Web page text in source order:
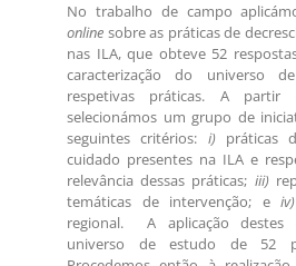
No trabalho de campo
online sobre as práticas de
nas ILA, que obteve 52
caracterização do universo
respetivas práticas. A partir
selecionámos um grupo de
seguintes critérios: i) práticas
cuidado presentes na ILA e
relevância dessas práticas; iii)
temáticas de intervenção; eiv)
regional. A aplicação destes
universo de estudo de 52